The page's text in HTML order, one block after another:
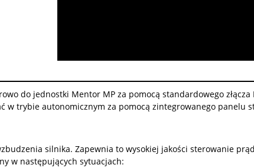
do jednostki Mentor MP za pomocą standardowego
w trybie autonomicznym za pomocą zintegrowanego panelu
silnika. Zapewnia to wysokiej jakości sterowanie
w następujących sytuacjach: